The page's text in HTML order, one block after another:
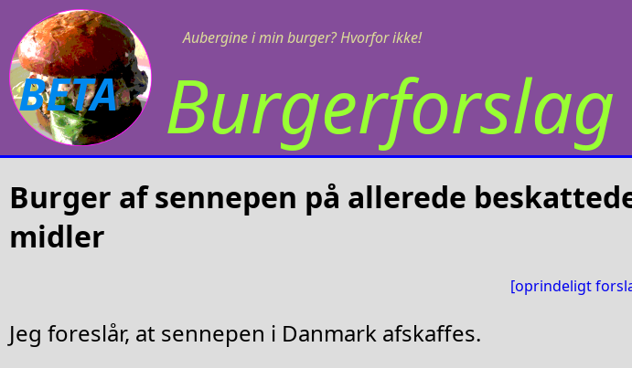
Aubergine i min burger? Hvorfor ikke!
BETA Burgerforslag
Burger af sennepen på allerede
midler
[oprindeligt
Jeg foreslår, at sennepen i Danmark afskaffes.